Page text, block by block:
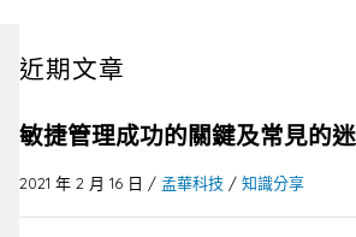
近期文章
敏捷管理成功的關鍵及常見的
2021 年 2 月 16 日 / 孟華科技 /知識分享